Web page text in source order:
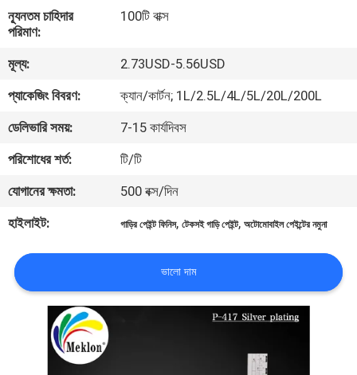
কারখানা
ভ্রমণ
মান
নিয়ন্ত্রণ
আমাদের
সাথে
যোগাযোগ
করুন
উদ্ধৃতির
ন্যূনতম চাহিদার
পরিমাণ:
100টি বাক্স
মূল্য:
2.73USD-5.56USD
প্যাকেজিং বিবরণ:
ক্যান/কার্টন; 1L/2.5L/4L/5L/20L/200L
ডেলিভারি সময়:
7-15 কার্যদিবস
পরিশোধের শর্ত:
টি/টি
যোগানের ক্ষমতা:
500 বক্স/দিন
হাইলাইট:
গাড়ির পেইন্ট ফিনিস,টেকসই গাড়ি পেইন্ট,অটোমোবাইল পেইন্টের নমুনা
ভালো দাম